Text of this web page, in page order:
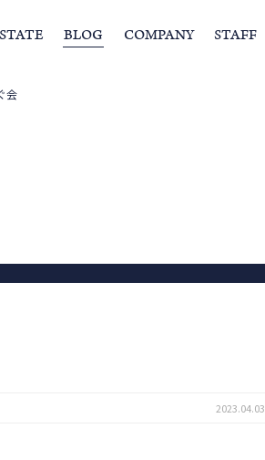
ー
BLOG COMPANY
経営理念
STAFF
会
2023.04.03